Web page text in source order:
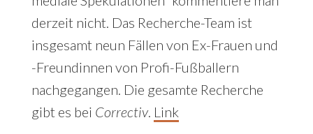
derzeit nicht. Das Recherche-Team ist
insgesamt neun Fällen von Ex-Frauen und
-Freundinnen von Profi-Fußballern
nachgegangen. Die gesamte Recherche
gibt es bei Correctiv. Link